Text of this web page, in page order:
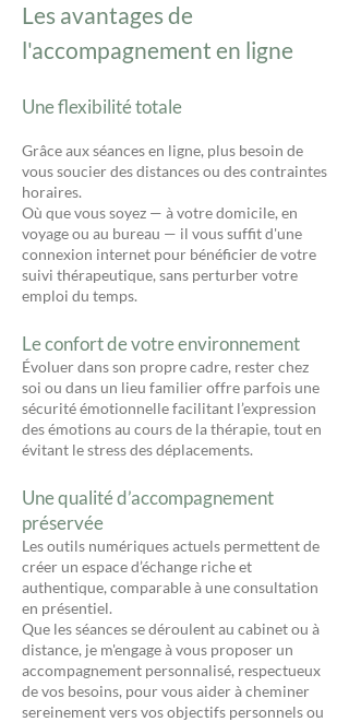
Les avantages de
l'accompagnement en ligne
Une flexibilité totale
Grâce aux séances en ligne, plus besoin de
vous soucier des distances ou des contraintes
horaires.
Où que vous soyez — à votre domicile, en
voyage ou au bureau — il vous suffit d'une
connexion internet pour bénéficier de votre
suivi thérapeutique, sans perturber votre
emploi du temps.
Le confort de votre environnement
Évoluer dans son propre cadre, rester chez
soi ou dans un lieu familier offre parfois une
sécurité émotionnelle facilitant l’expression
des émotions au cours de la thérapie, tout en
évitant le stress des déplacements.
Une qualité d’accompagnement
préservée
Les outils numériques actuels permettent de
créer un espace d’échange riche et
authentique, comparable à une consultation
en présentiel.
Que les séances se déroulent au cabinet ou à
distance, je m'engage à vous proposer un
accompagnement personnalisé, respectueux
de vos besoins, pour vous aider à cheminer
sereinement vers vos objectifs personnels ou